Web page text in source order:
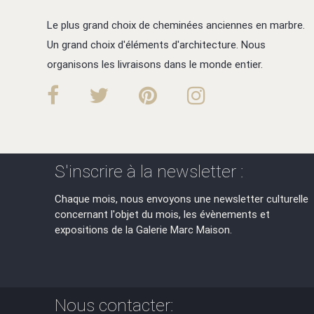
Le plus grand choix de cheminées anciennes en marbre.
Un grand choix d'éléments d'architecture. Nous
organisons les livraisons dans le monde entier.
S'inscrire à la newsletter :
Chaque mois, nous envoyons une newsletter culturelle
concernant l'objet du mois, les évènements et
expositions de la Galerie Marc Maison.
Nous contacter: